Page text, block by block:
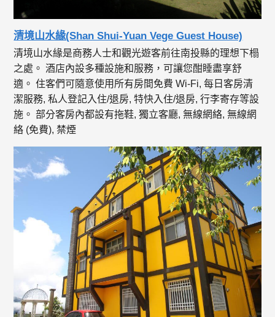
清境山水緣(Shan Shui-Yuan Vege Guest House)
清境山水緣是商務人士和觀光遊客前往南投縣的理想下榻
之處。 酒店內設多種設施和服務，可讓您酣睡盡享舒
適。 住客們可隨意使用所有房間免費 Wi-Fi, 每日客房清
潔服務, 私人登記入住/退房, 特快入住/退房, 行李寄存等設
施。 部分客房內都設有拖鞋, 獨立客廳, 無線網絡, 無線網
絡 (免費), 禁煙